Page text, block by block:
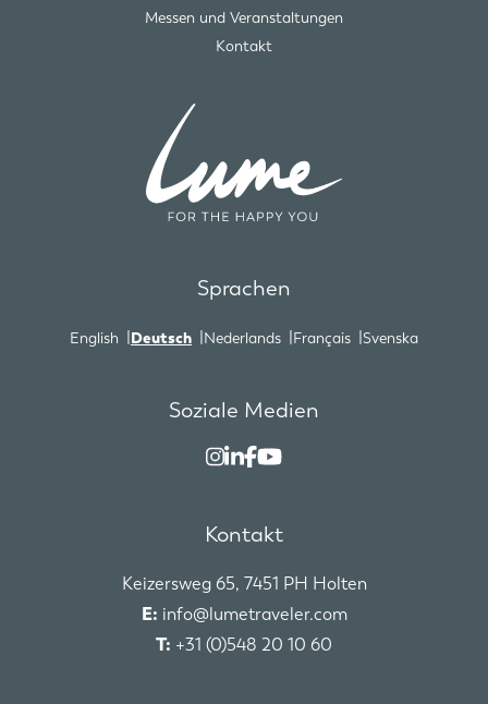
Messen und Veranstaltungen
Kontakt
Sprachen
English Deutsch Nederlands Français Svenska
Soziale Medien
Kontakt
Keizersweg 65, 7451 PH Holten
E: info@lumetraveler.com
T: +31 (0)548 20 10 60